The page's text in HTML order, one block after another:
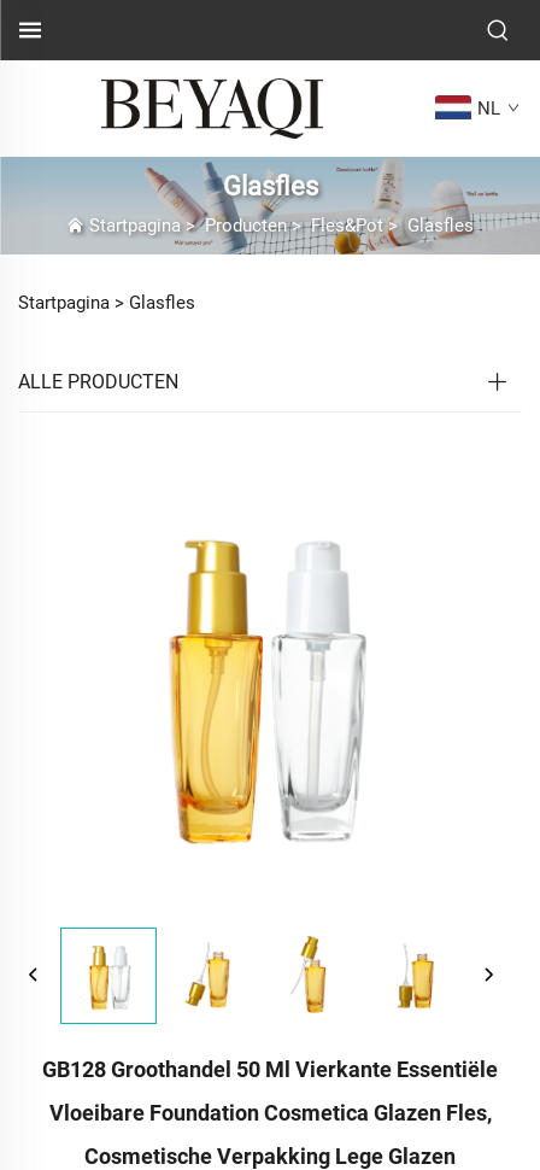
NL
Glasfles
Startpagina>Producten>Fles&Pot>Glasfles
Startpagina > Glasfles
ALLE PRODUCTEN
GB128 Groothandel 50 Ml Vierkante Essentiële
Vloeibare Foundation Cosmetica Glazen Fles,
Cosmetische Verpakking Lege Glazen